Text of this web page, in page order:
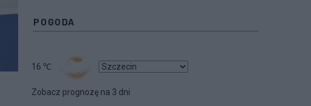
POGODA
16 ℃
Zobacz prognozę na 3 dni